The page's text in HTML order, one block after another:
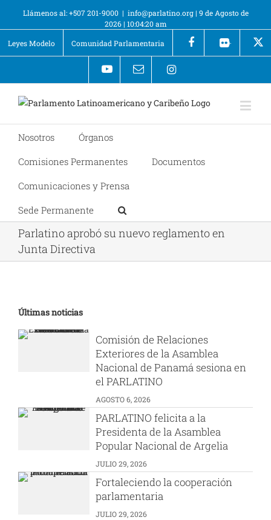
Llámenos al: +507 201-9000 | info@parlatino.org| 9 de Agosto de
2026 | 10:04:20 am
Leyes Modelo
Comunidad Parlamentaria +
Nosotros
Órganos
Comisiones Permanentes
Documentos
Comunicaciones y Prensa
Sede Permanente
Parlatino aprobó su nuevo reglamento en
Junta Directiva
Últimas noticias
Comisión de Relaciones
Exteriores de la Asamblea
Nacional de Panamá sesiona en
el PARLATINO
AGOSTO 6, 2026
PARLATINO felicita a la
Presidenta de la Asamblea
Popular Nacional de Argelia
JULIO 29, 2026
Fortaleciendo la cooperación
parlamentaria
JULIO 29, 2026